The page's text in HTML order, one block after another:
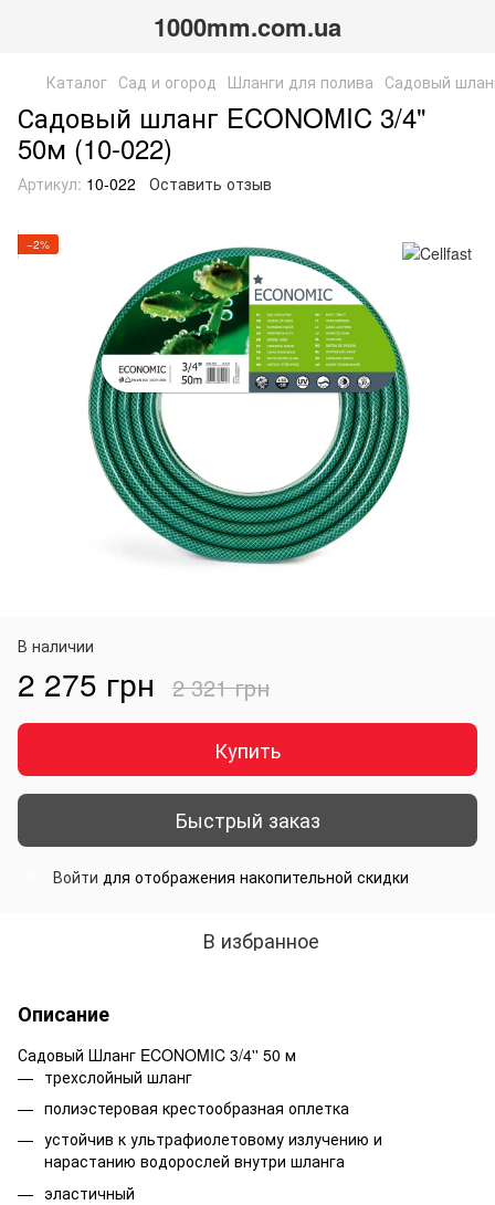
1000mm.com.ua
Каталог Сад и огород Шланги для полива Садовый
Садовый шланг ECONOMIC 3/4"
50м (10-022)
Артикул: 10-022 Оставить отзыв
−2%
В наличии
2 275 грн 2 321 грн
Купить
Быстрый заказ
Войти для отображения накопительной скидки
В избранное
Описание
Садовый Шланг ECONOMIC 3/4'' 50 м
трехслойный шланг
полиэстеровая крестообразная оплетка
устойчив к ультрафиолетовому излучению и
нарастанию водорослей внутри шланга
эластичный